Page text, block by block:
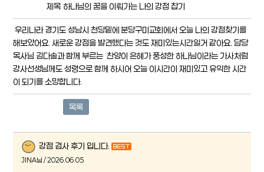
제목 하나님의 꿈을 이뤄가는 나의 강점 찹기
우리나라 경기도 성남시 천당밑에 분당구미교회에서 오늘 나의 강점찾기를
해보았어요. 새로운 강점을 발견했다는 것도 재미있는시간일거 같아요. 담당
목사님 김다솔과 함께 부르는 찬양이 은혜가 풍성한 하나님이라는 가사처럼
강사선생님께도 성령으로 함께 하시어 오늘 이시간이 재미있고 유익한 시간
이 되기를 소망합니다.
목록
강점 검사 후기 입니다.
JINA님 / 2026.06.05